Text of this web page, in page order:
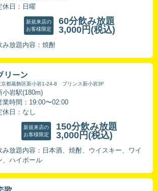
休日：日曜
新規来店の
お客様限定
60分飲み放題
3,000円 (税込)
み放題内容：焼酎
リーン
京都葛飾区新小岩1-24-8 プリンス新小岩3F
小岩駅(180m)
業時間：19:00〜02:00
休日：なし
新規来店の
お客様限定
150分飲み放題
3,000円 (税込)
み放題内容：日本酒、焼酎、ウイスキー、ワイ
、ハイボール